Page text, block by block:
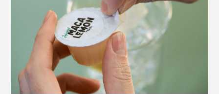
く含んでいるのも特徴。不足しがちなビタミンやミネラ
ル、アミノ酸の補給としても役立ちます。
詳しい成分はこちら＞
安心・安全へのこだわりとして、収穫後に生産農家ごと
に329項目もの残留農薬、重金属やヒ素の検査を実施。
アルコール以外には、「白湯」「炭酸水」「コーラ」
「紅茶」などに入れても美味。ハチミツで甘みをつけた
り、しょうがを加えたり、幅広く応用できます。